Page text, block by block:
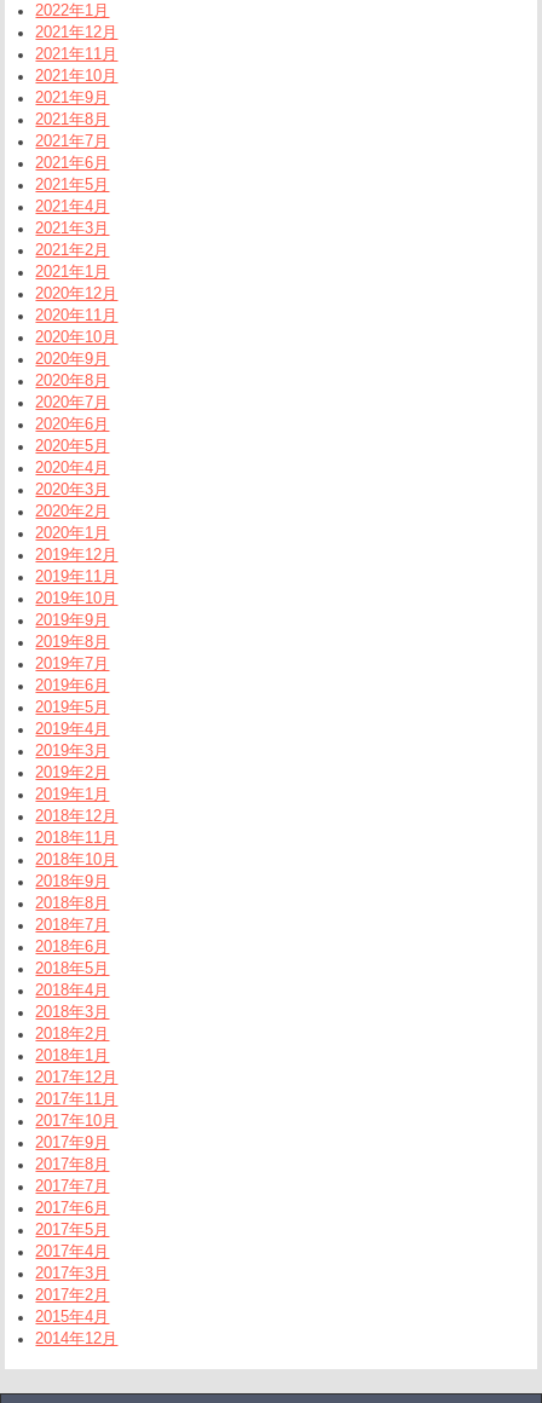
2022年1月
2021年12月
2021年11月
2021年10月
2021年9月
2021年8月
2021年7月
2021年6月
2021年5月
2021年4月
2021年3月
2021年2月
2021年1月
2020年12月
2020年11月
2020年10月
2020年9月
2020年8月
2020年7月
2020年6月
2020年5月
2020年4月
2020年3月
2020年2月
2020年1月
2019年12月
2019年11月
2019年10月
2019年9月
2019年8月
2019年7月
2019年6月
2019年5月
2019年4月
2019年3月
2019年2月
2019年1月
2018年12月
2018年11月
2018年10月
2018年9月
2018年8月
2018年7月
2018年6月
2018年5月
2018年4月
2018年3月
2018年2月
2018年1月
2017年12月
2017年11月
2017年10月
2017年9月
2017年8月
2017年7月
2017年6月
2017年5月
2017年4月
2017年3月
2017年2月
2015年4月
2014年12月